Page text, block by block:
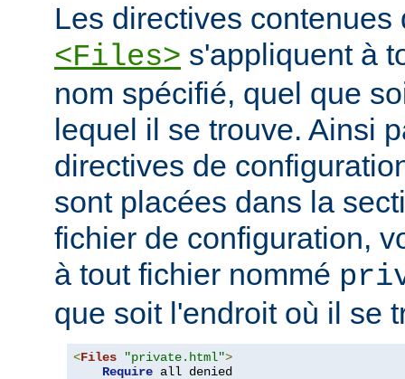
Les directives contenues
<Files> s'appliquent à
nom spécifié, quel que
lequel il se trouve. Ainsi
directives de
sont placées dans la
fichier de configuration,
à tout fichier nommé
que soit l'endroit où il se
<Files "private.html">
Require